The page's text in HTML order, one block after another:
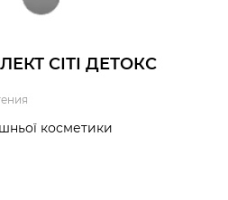
СІТІ ДЕТОКС
косметики